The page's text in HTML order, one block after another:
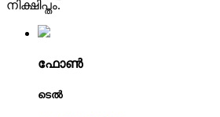
നിക്ഷിപ്തം.
ഫോൺ
ടെൽ